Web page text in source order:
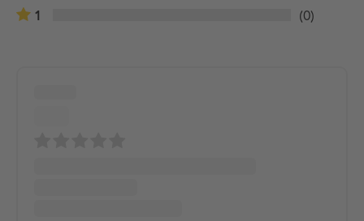
1
(0)